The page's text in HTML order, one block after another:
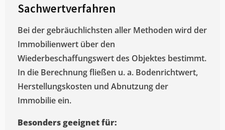
Sachwertverfahren
Bei der gebräuchlichsten aller Methoden wird der
Immobilienwert über den
Wiederbeschaffungswert des Objektes bestimmt.
In die Berechnung fließen u. a. Bodenrichtwert,
Herstellungskosten und Abnutzung der
Immobilie ein.
Besonders geeignet für: